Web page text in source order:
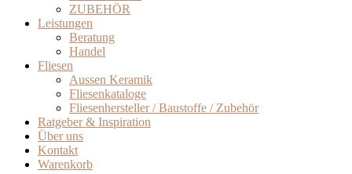
ZUBEHÖR
Leistungen
Beratung
Handel
Fliesen
Aussen Keramik
Fliesenkataloge
Fliesenhersteller / Baustoffe / Zubehör
Ratgeber & Inspiration
Über uns
Kontakt
Warenkorb